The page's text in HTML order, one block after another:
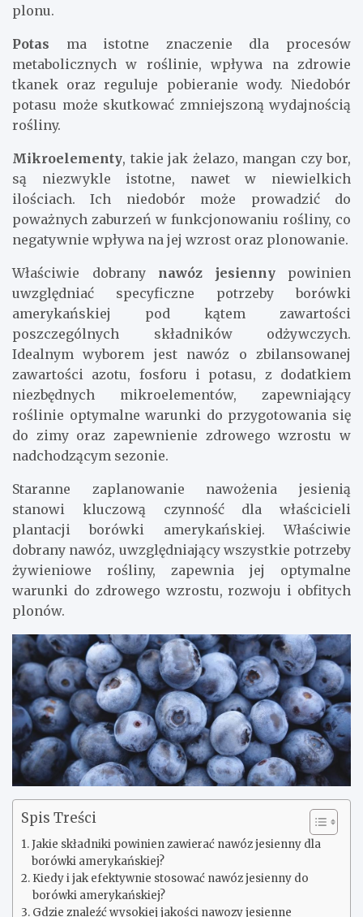
plonu.
Potas ma istotne znaczenie dla procesów
metabolicznych w roślinie, wpływa na zdrowie
tkanek oraz reguluje pobieranie wody. Niedobór
potasu może skutkować zmniejszoną wydajnością
rośliny.
Mikroelementy, takie jak żelazo, mangan czy bor,
są niezwykle istotne, nawet w niewielkich
ilościach. Ich niedobór może prowadzić do
poważnych zaburzeń w funkcjonowaniu rośliny, co
negatywnie wpływa na jej wzrost oraz plonowanie.
Właściwie dobrany nawóz jesiennypowinien
uwzględniać specyficzne potrzeby borówki
amerykańskiej pod kątem zawartości
poszczególnych składników odżywczych.
Idealnym wyborem jest nawóz o zbilansowanej
zawartości azotu, fosforu i potasu, z dodatkiem
niezbędnych mikroelementów, zapewniający
roślinie optymalne warunki do przygotowania się
do zimy oraz zapewnienie zdrowego wzrostu w
nadchodzącym sezonie.
Staranne zaplanowanie nawożenia jesienią
stanowi kluczową czynność dla właścicieli
plantacji borówki amerykańskiej. Właściwie
dobrany nawóz, uwzględniający wszystkie potrzeby
żywieniowe rośliny, zapewnia jej optymalne
warunki do zdrowego wzrostu, rozwoju i obfitych
plonów.
Spis Treści
Jakie składniki powinien zawierać nawóz jesienny dla
borówki amerykańskiej?
Kiedy i jak efektywnie stosować nawóz jesienny do
borówki amerykańskiej?
Gdzie znaleźć wysokiej jakości nawozy jesienne